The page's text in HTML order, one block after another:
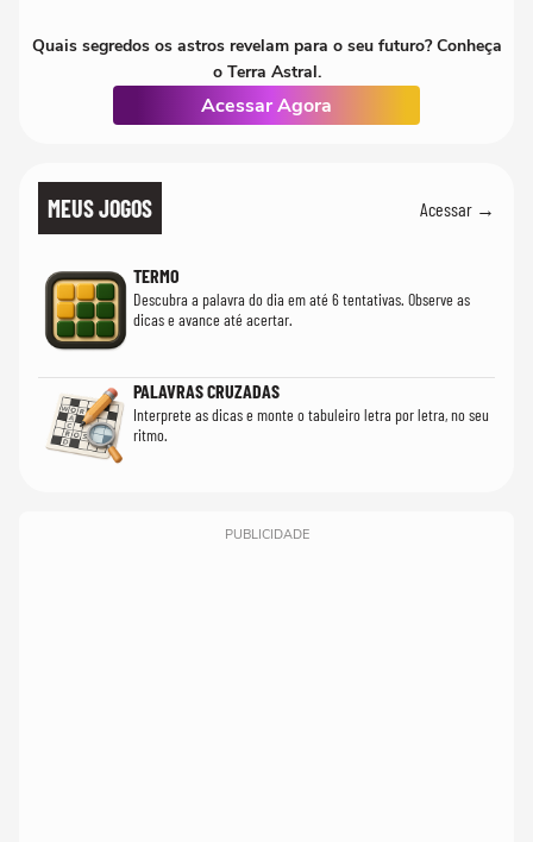
Quais segredos os astros revelam para o seu futuro? Conheça
o Terra Astral.
Acessar Agora
MEUS JOGOS Acessar →
TERMO
Descubra a palavra do dia em até 6 tentativas. Observe as
dicas e avance até acertar.
PALAVRAS CRUZADAS
Interprete as dicas e monte o tabuleiro letra por letra, no seu
ritmo.
PUBLICIDADE